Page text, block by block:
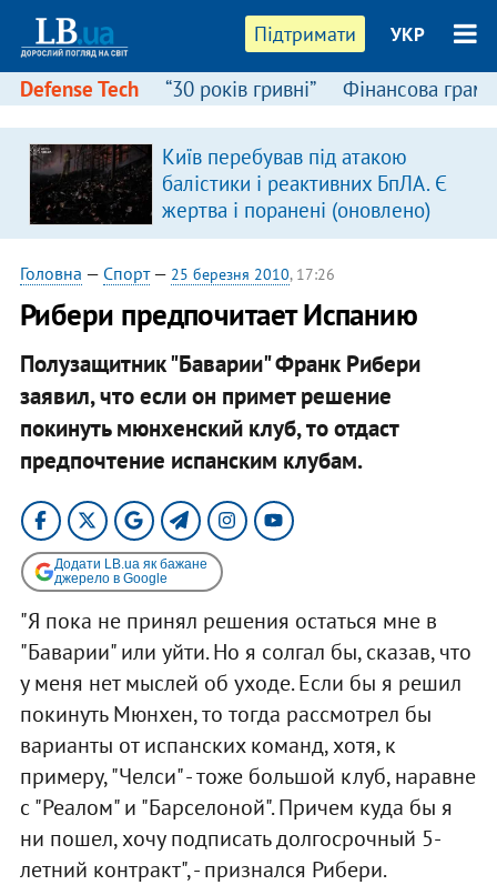
Підтримати УКР
Defense Tech “30 років гривні” Фінансова
Київ перебував під атакою
балістики і реактивних БпЛА. Є
жертва і поранені (оновлено)
Головна — Спорт— 25 березня 2010, 17:26
Рибери предпочитает Испанию
Полузащитник "Баварии" Франк Рибери
заявил, что если он примет решение
покинуть мюнхенский клуб, то отдаст
предпочтение испанским клубам.
Додати LB.ua як бажане
джерело в Google
"Я пока не принял решения остаться мне в
"Баварии" или уйти. Но я солгал бы, сказав, что
у меня нет мыслей об уходе. Если бы я решил
покинуть Мюнхен, то тогда рассмотрел бы
варианты от испанских команд, хотя, к
примеру, "Челси" - тоже большой клуб, наравне
с "Реалом" и "Барселоной". Причем куда бы я
ни пошел, хочу подписать долгосрочный 5-
летний контракт", - признался Рибери.